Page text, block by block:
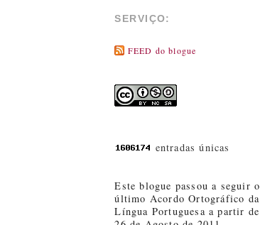
SERVIÇO:
FEED do blogue
entradas únicas
Este blogue passou a seguir o
último Acordo Ortográfico da
Língua Portuguesa a partir de